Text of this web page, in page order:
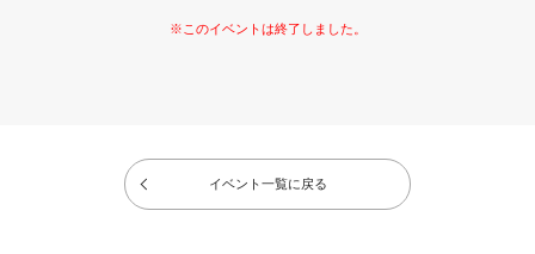
イベント一覧に戻る